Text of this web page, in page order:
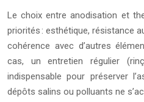
Le choix entre anodisation et
priorités : esthétique, résistance
cohérence avec d’autres
cas, un entretien régulier
indispensable pour préserver
dépôts salins ou polluants ne